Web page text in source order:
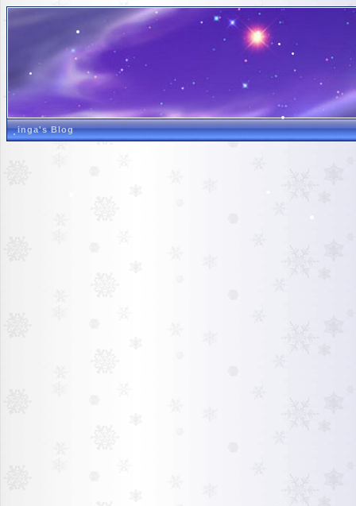
inga's Blog